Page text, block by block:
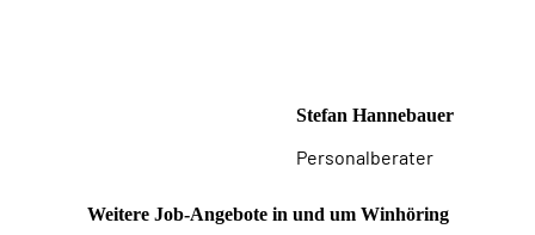
Stefan Hannebauer
Personalberater
Weitere Job-Angebote in und um Winhöring